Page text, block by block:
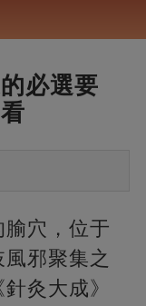
必選要
穴，位于
風邪聚集之
灸大成》